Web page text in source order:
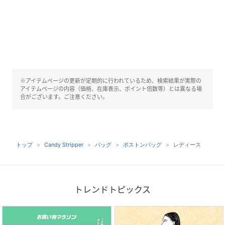
※アイテムページの更新が定期的に行われているため、検索結果が実際の
アイテムページの内容（価格、在庫表示、ポイント倍数等）とは異なる場
合がございます。ご注意ください。
トップ Candy Stripper バッグ ボストンバッグ レディース
トレンドトピックス